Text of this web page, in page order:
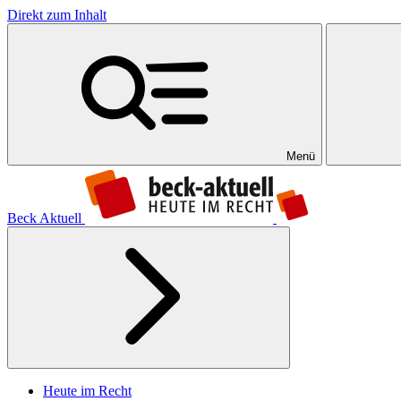
Direkt zum Inhalt
Menü
Beck Aktuell
Heute im Recht